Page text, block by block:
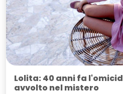
Lolita: 40 anni fa
avvolto nel mistero